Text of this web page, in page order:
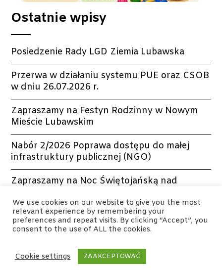
Ostatnie wpisy
Posiedzenie Rady LGD Ziemia Lubawska
Przerwa w działaniu systemu PUE oraz CSOB
w dniu 26.07.2026 r.
Zapraszamy na Festyn Rodzinny w Nowym
Mieście Lubawskim
Nabór 2/2026 Poprawa dostępu do małej
infrastruktury publicznej (NGO)
Zapraszamy na Noc Świętojańską nad
© 2023. All Right Reserved
We use cookies on our website to give you the most
relevant experience by remembering your
preferences and repeat visits. By clicking “Accept”, you
consent to the use of ALL the cookies.
Cookie settings ZAAKCEPTOWAĆ